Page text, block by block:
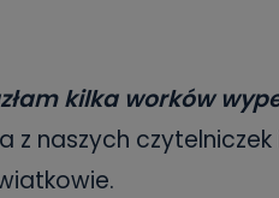
kilka worków
z naszych czytelniczek